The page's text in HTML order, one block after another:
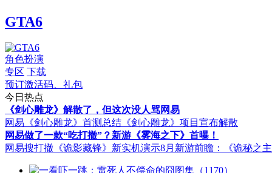
GTA6
角色扮演
专区 下载
预订激活码、礼包
今日热点
《剑心雕龙》解散了，但这次没人骂网易
网易《剑心雕龙》首测总结 《剑心雕龙》项目宣布解散
网易做了一款“吃打撤”？新游《雾海之下》首曝！
网易搜打撤《诡影藏锋》新实机演示8月新游前瞻：《诡秘之